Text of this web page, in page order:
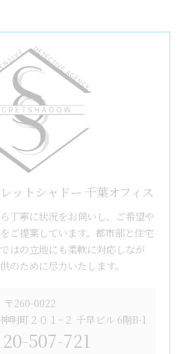
ットシャドー 千葉オフィス
丁寧に状況をお伺いし、ご希望や
ご提案しています。都市部と住宅
はの立地にも柔軟に対応しなが
のために尽力いたします。
〒260-0022
明町２０１−２ 千早ビル 6階B-1
507-721